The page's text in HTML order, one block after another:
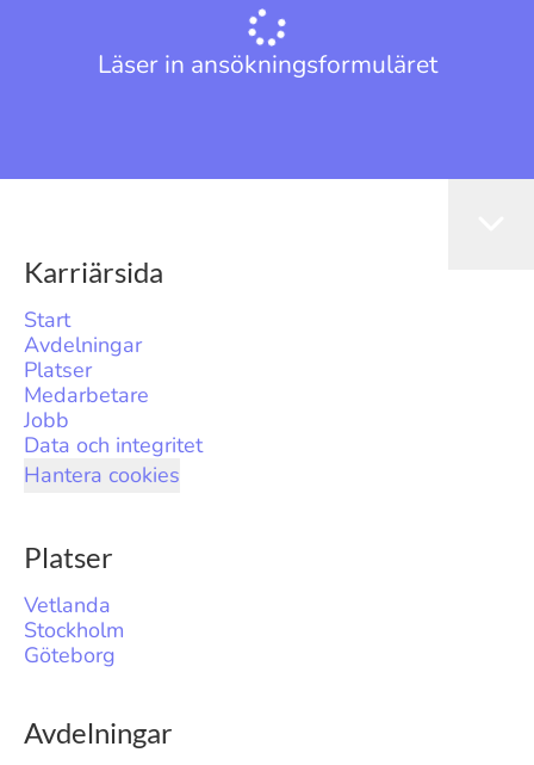
Läser in ansökningsformuläret
Karriärsida
Start
Avdelningar
Platser
Medarbetare
Jobb
Data och integritet
Hantera cookies
Platser
Vetlanda
Stockholm
Göteborg
Avdelningar